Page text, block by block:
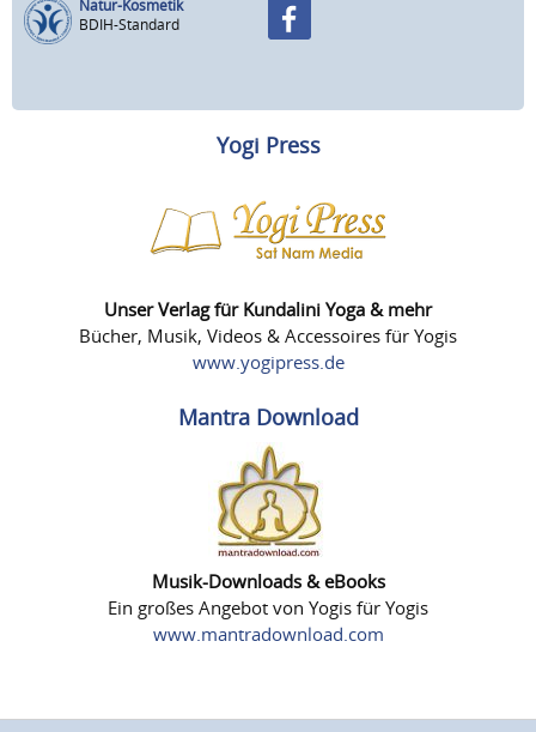
Natur-Kosmetik
BDIH-Standard
Yogi Press
Unser Verlag für Kundalini Yoga & mehr
Bücher, Musik, Videos & Accessoires für Yogis
www.yogipress.de
Mantra Download
Musik-Downloads & eBooks
Ein großes Angebot von Yogis für Yogis
www.mantradownload.com